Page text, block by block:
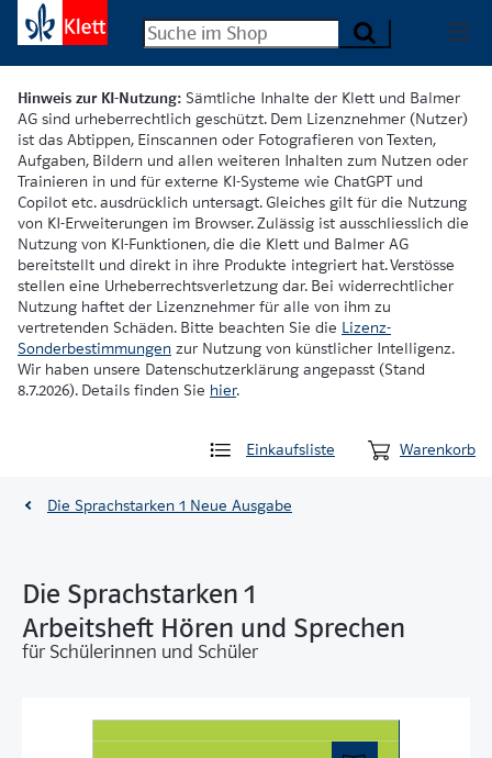
Hinweis zur KI-Nutzung: Sämtliche Inhalte der Klett und Balmer
AG sind urheberrechtlich geschützt. Dem Lizenznehmer (Nutzer)
ist das Abtippen, Einscannen oder Fotografieren von Texten,
Aufgaben, Bildern und allen weiteren Inhalten zum Nutzen oder
Trainieren in und für externe KI-Systeme wie ChatGPT und
Copilot etc. ausdrücklich untersagt. Gleiches gilt für die Nutzung
von KI-Erweiterungen im Browser. Zulässig ist ausschliesslich die
Nutzung von KI-Funktionen, die die Klett und Balmer AG
bereitstellt und direkt in ihre Produkte integriert hat. Verstösse
stellen eine Urheberrechtsverletzung dar. Bei widerrechtlicher
Nutzung haftet der Lizenznehmer für alle von ihm zu
vertretenden Schäden. Bitte beachten Sie die Lizenz-
Sonderbestimmungen zur Nutzung von künstlicher Intelligenz.
Wir haben unsere Datenschutzerklärung angepasst (Stand
8.7.2026). Details finden Sie hier.
Einkaufsliste Warenkorb
Die Sprachstarken 1 Neue Ausgabe
Die Sprachstarken 1
Arbeitsheft Hören und Sprechen
für Schülerinnen und Schüler